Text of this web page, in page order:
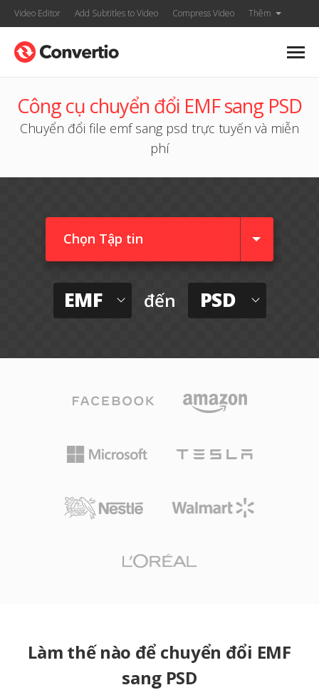
Video Editor Add Subtitles to Video Compress Video Thêm
Công cụ chuyển đổi EMF sang PSD
Chuyển đổi file emf sang psd trực tuyến và miễn
phí
Chọn Tập tin
EMF đến PSD
Làm thế nào để chuyển đổi EMF
sang PSD